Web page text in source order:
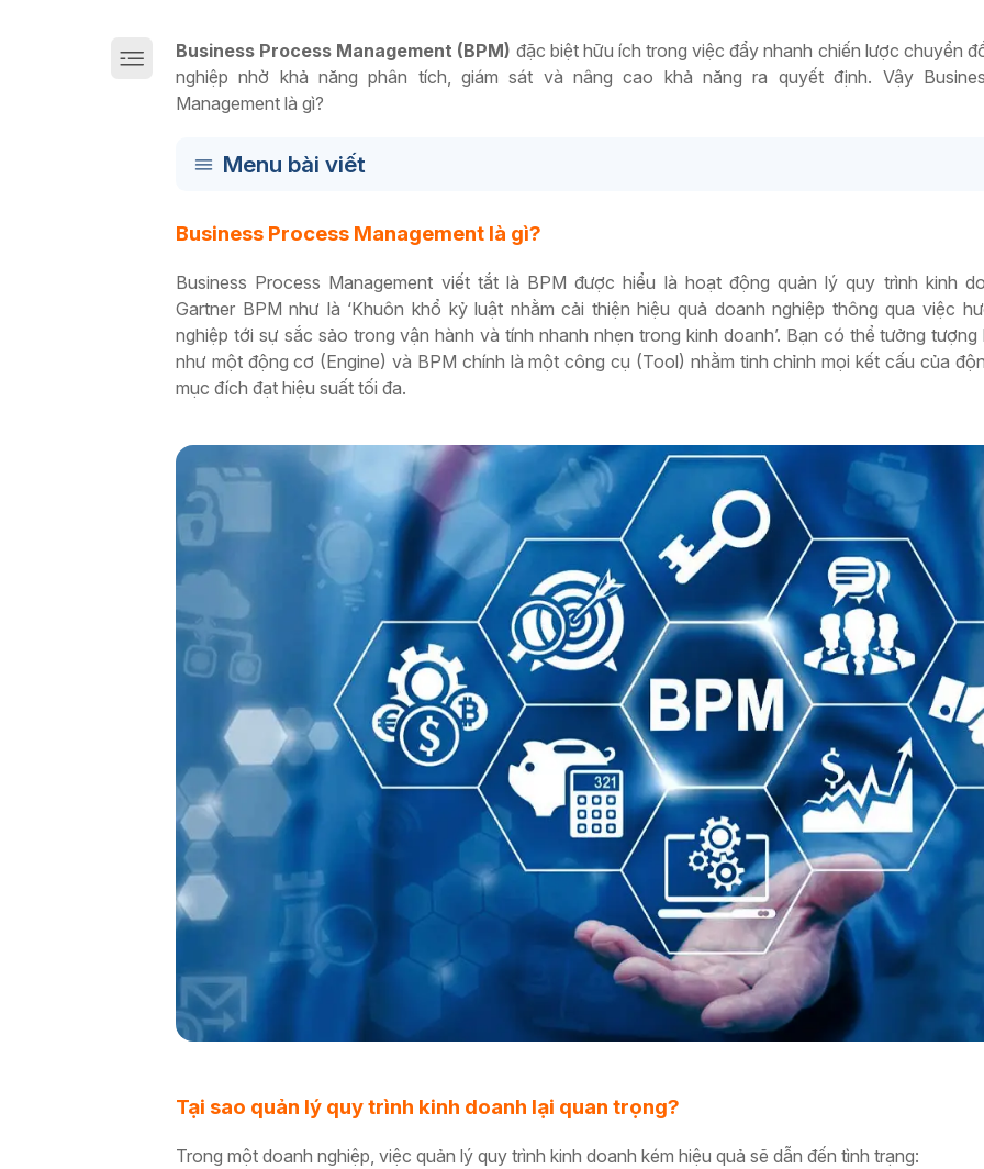
Business Process Management (BPM) đặc biệt hữu ích trong việc đẩy nhanh chiến lược chuyển
nghiệp nhờ khả năng phân tích, giám sát và nâng cao khả năng ra quyết định. Vậy
Management là gì?
Menu bài viết
Business Process Management là gì?
Business Process Management viết tắt là BPM được hiểu là hoạt động quản lý quy trình kinh
Gartner BPM như là ‘Khuôn khổ kỷ luật nhằm cải thiện hiệu quả doanh nghiệp thông qua việc
nghiệp tới sự sắc sảo trong vận hành và tính nhanh nhẹn trong kinh doanh’. Bạn có thể tưởng tượng
như một động cơ (Engine) và BPM chính là một công cụ (Tool) nhằm tinh chỉnh mọi kết cấu của
mục đích đạt hiệu suất tối đa.
Tại sao quản lý quy trình kinh doanh lại quan trọng?
Trong một doanh nghiệp, việc quản lý quy trình kinh doanh kém hiệu quả sẽ dẫn đến tình trạng: